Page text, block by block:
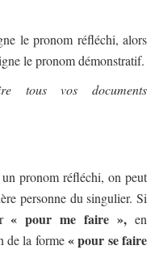
le pronom réfléchi, alors
le pronom démonstratif.
tous vos documents
pronom réfléchi, on peut
personne du singulier. Si
« pour me faire », en
de la forme« pour se faire